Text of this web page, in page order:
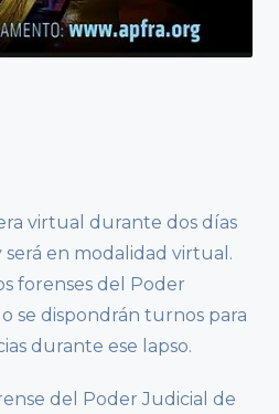
virtual durante dos días
será en modalidad virtual.
forenses del Poder
se dispondrán turnos para
durante ese lapso.
del Poder Judicial de